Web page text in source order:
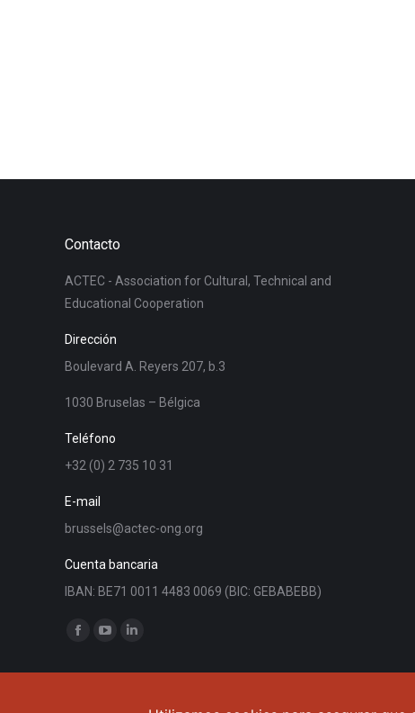
Contacto
ACTEC - Association for Cultural, Technical and
Educational Cooperation
Dirección
Boulevard A. Reyers 207, b.3
1030 Bruselas – Bélgica
Teléfono
+32 (0) 2 735 10 31
E-mail
brussels@actec-ong.org
Cuenta bancaria
IBAN: BE71 0011 4483 0069 (BIC: GEBABEBB)
Encuéntranos en:
Facebook